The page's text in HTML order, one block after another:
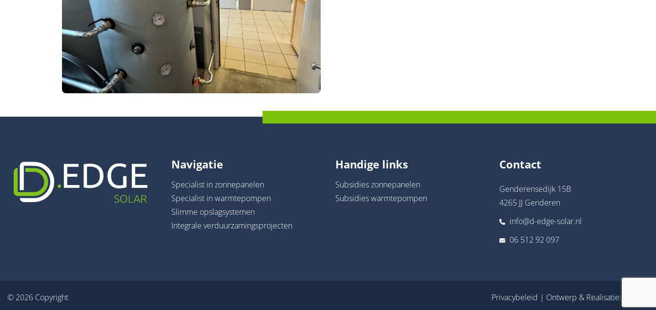
Navigatie
Specialist in zonnepanelen
Specialist in warmtepompen
Slimme opslagsystemen
Integrale verduurzamingsprojecten
Handige links
Subsidies zonnepanelen
Subsidies warmtepompen
Contact
Genderensedijk 15B
4265 JJ Genderen
info@d-edge-solar.nl
06 512 92 097
© 2026 Copyright Privacybeleid | Ontwerp & Realisatie: